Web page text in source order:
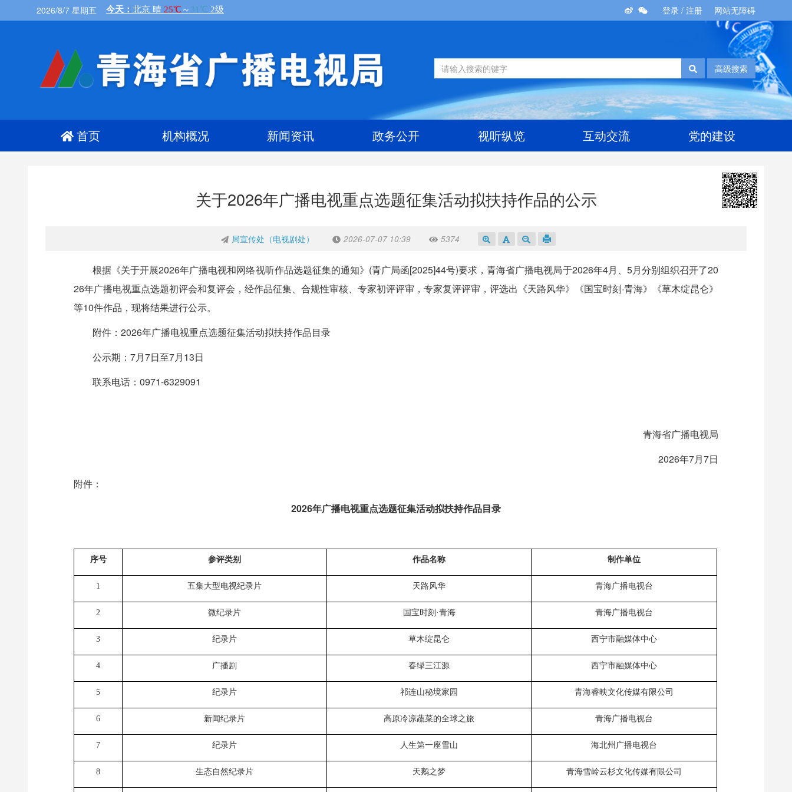
2026/8/7 星期五 登录 / 注册 网站无障碍
高级搜索
首页 机构概况 新闻资讯 政务公开 视听纵览 互动交流 党的建设
关于2026年广播电视重点选题征集活动拟扶持作品的公示
局宣传处（电视剧处） 2026-07-07 10:39 5374
根据《关于开展2026年广播电视和网络视听作品选题征集的通知》(青广局函[2025]44号)要求，青海省广播电视局于2026年4月、5月分别组织召开了20
26年广播电视重点选题初评会和复评会，经作品征集、合规性审核、专家初评评审，专家复评评审，评选出《天路风华》《国宝时刻·青海》《草木绽昆仑》
等10件作品，现将结果进行公示。
附件：2026年广播电视重点选题征集活动拟扶持作品目录
公示期：7月7日至7月13日
联系电话：0971-6329091
青海省广播电视局
2026年7月7日
附件：
2026年广播电视重点选题征集活动拟扶持作品目录
序号 参评类别 作品名称 制作单位
1 五集大型电视纪录片 天路风华 青海广播电视台
2 微纪录片 国宝时刻 ·青海 青海广播电视台
3 纪录片 草木绽昆仑 西宁市融媒体中心
4 广播剧 春绿三江源 西宁市融媒体中心
5 纪录片 祁连山秘境家园 青海睿映文化传媒有限公司
6 新闻纪录片 高原冷凉蔬菜的全球之旅 青海广播电视台
7 纪录片 人生第一座雪山 海北州广播电视台
8 生态自然纪录片 天鹅之梦 青海雪岭云杉文化传媒有限公司